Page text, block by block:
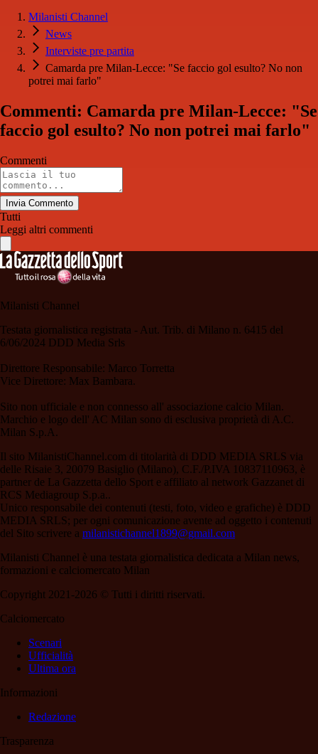
Milanisti Channel
News
Interviste pre partita
Camarda pre Milan-Lecce: "Se faccio gol esulto? No non
potrei mai farlo"
Commenti: Camarda pre Milan-Lecce: "Se
faccio gol esulto? No non potrei mai farlo"
Commenti
Invia Commento
Tutti
Leggi altri commenti
Milanisti Channel
Testata giornalistica registrata - Aut. Trib. di Milano n. 6415 del
6/06/2024 DDD Media Srls
Direttore Responsabile: Marco Torretta
Vice Direttore: Max Bambara.
Sito non ufficiale e non connesso all' associazione calcio Milan.
Marchio e logo dell' AC Milan sono di esclusiva proprietà di A.C.
Milan S.p.A.
Il sito MilanistiChannel.com di titolarità di DDD MEDIA SRLS via
delle Risaie 3, 20079 Basiglio (Milano), C.F./P.IVA 10837110963, è
partner de La Gazzetta dello Sport e affiliato al network Gazzanet di
RCS Mediagroup S.p.a..
Unico responsabile dei contenuti (testi, foto, video e grafiche) è DDD
MEDIA SRLS; per ogni comunicazione avente ad oggetto i contenuti
del Sito scrivere a milanistichannel1899@gmail.com
Milanisti Channel è una testata giornalistica dedicata a Milan news,
formazioni e calciomercato Milan
Copyright 2021-2026 © Tutti i diritti riservati.
Calciomercato
Scenari
Ufficialità
Ultima ora
Informazioni
Redazione
Trasparenza